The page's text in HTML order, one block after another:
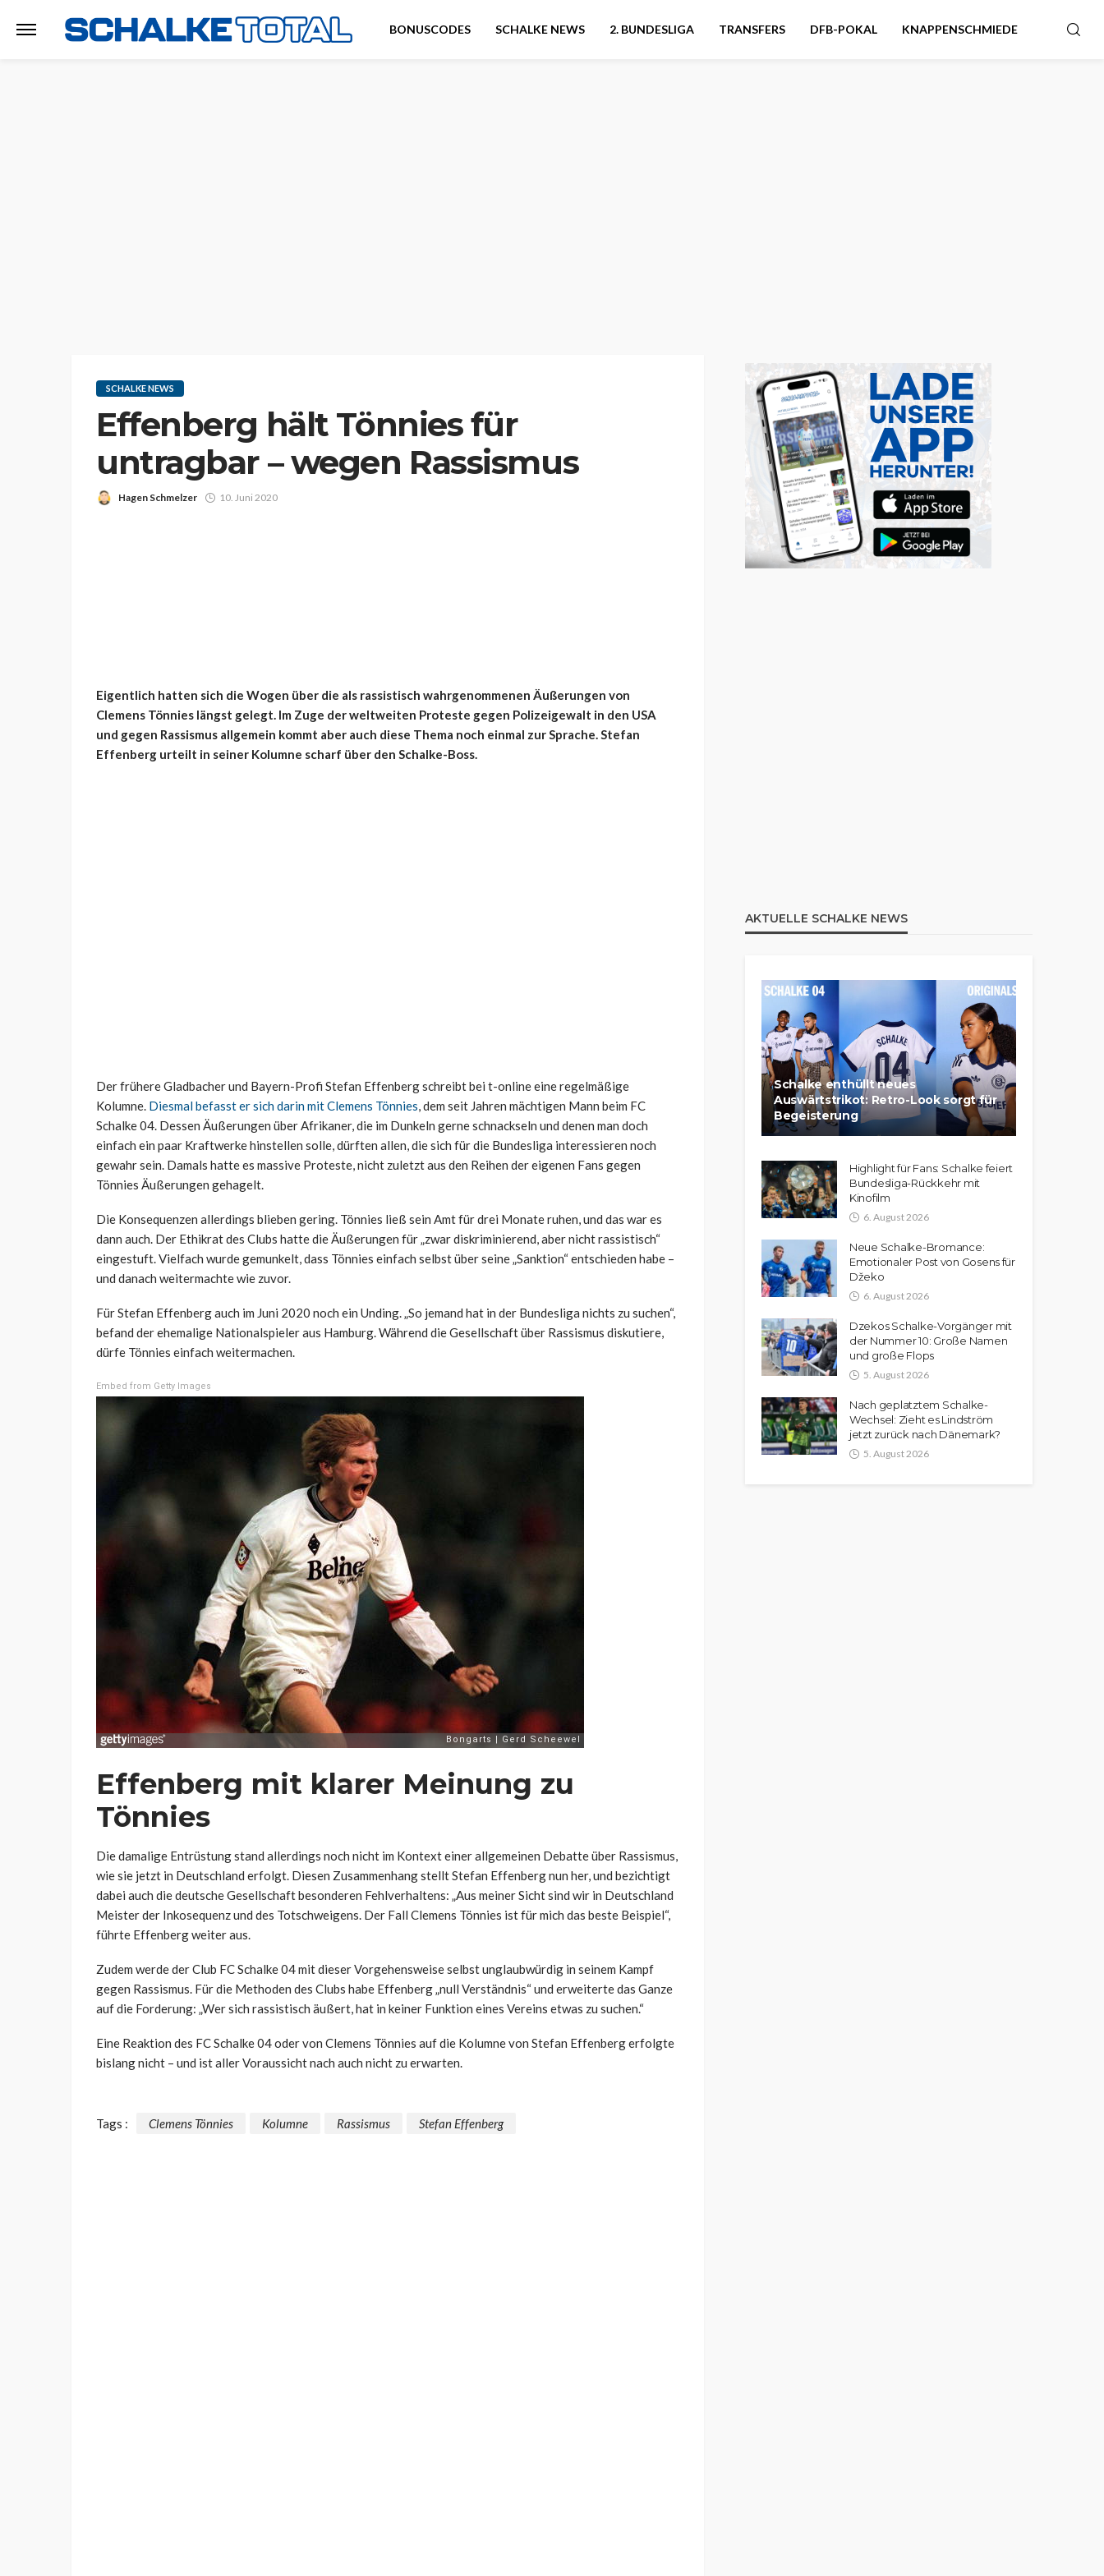
BONUSCODES SCHALKE NEWS 2. BUNDESLIGA TRANSFERS DFB-POKAL KNAPPENSCHMIEDE
SCHALKE NEWS
Effenberg hält Tönnies für
untragbar – wegen Rassismus
Hagen Schmelzer 10. Juni 2020
Eigentlich hatten sich die Wogen über die als rassistisch wahrgenommenen Äußerungen von
Clemens Tönnies längst gelegt. Im Zuge der weltweiten Proteste gegen Polizeigewalt in den USA
und gegen Rassismus allgemein kommt aber auch diese Thema noch einmal zur Sprache. Stefan
Effenberg urteilt in seiner Kolumne scharf über den Schalke-Boss.
Der frühere Gladbacher und Bayern-Profi Stefan Effenberg schreibt bei t-online eine regelmäßige
Kolumne. Diesmal befasst er sich darin mit Clemens Tönnies, dem seit Jahren mächtigen Mann beim FC
Schalke 04. Dessen Äußerungen über Afrikaner, die im Dunkeln gerne schnackseln und denen man doch
einfach ein paar Kraftwerke hinstellen solle, dürften allen, die sich für die Bundesliga interessieren noch
gewahr sein. Damals hatte es massive Proteste, nicht zuletzt aus den Reihen der eigenen Fans gegen
Tönnies Äußerungen gehagelt.
Die Konsequenzen allerdings blieben gering. Tönnies ließ sein Amt für drei Monate ruhen, und das war es
dann auch. Der Ethikrat des Clubs hatte die Äußerungen für „zwar diskriminierend, aber nicht rassistisch“
eingestuft. Vielfach wurde gemunkelt, dass Tönnies einfach selbst über seine „Sanktion“ entschieden habe –
und danach weitermachte wie zuvor.
Für Stefan Effenberg auch im Juni 2020 noch ein Unding. „So jemand hat in der Bundesliga nichts zu suchen“,
befand der ehemalige Nationalspieler aus Hamburg. Während die Gesellschaft über Rassismus diskutiere,
dürfe Tönnies einfach weitermachen.
Embed from Getty Images
Effenberg mit klarer Meinung zu
Tönnies
Die damalige Entrüstung stand allerdings noch nicht im Kontext einer allgemeinen Debatte über Rassismus,
wie sie jetzt in Deutschland erfolgt. Diesen Zusammenhang stellt Stefan Effenberg nun her, und bezichtigt
dabei auch die deutsche Gesellschaft besonderen Fehlverhaltens: „Aus meiner Sicht sind wir in Deutschland
Meister der Inkosequenz und des Totschweigens. Der Fall Clemens Tönnies ist für mich das beste Beispiel“,
führte Effenberg weiter aus.
Zudem werde der Club FC Schalke 04 mit dieser Vorgehensweise selbst unglaubwürdig in seinem Kampf
gegen Rassismus. Für die Methoden des Clubs habe Effenberg „null Verständnis“ und erweiterte das Ganze
auf die Forderung: „Wer sich rassistisch äußert, hat in keiner Funktion eines Vereins etwas zu suchen.“
Eine Reaktion des FC Schalke 04 oder von Clemens Tönnies auf die Kolumne von Stefan Effenberg erfolgte
bislang nicht – und ist aller Voraussicht nach auch nicht zu erwarten.
Tags : Clemens Tönnies Kolumne Rassismus Stefan Effenberg
AKTUELLE SCHALKE NEWS
Schalke enthüllt neues
Auswärtstrikot: Retro-Look sorgt für
Begeisterung
Highlight für Fans: Schalke feiert
Bundesliga-Rückkehr mit
Kinofilm
6. August 2026
Neue Schalke-Bromance:
Emotionaler Post von Gosens für
Džeko
6. August 2026
Dzekos Schalke-Vorgänger mit
der Nummer 10: Große Namen
und große Flops
5. August 2026
Nach geplatztem Schalke-
Wechsel: Zieht es Lindström
jetzt zurück nach Dänemark?
5. August 2026